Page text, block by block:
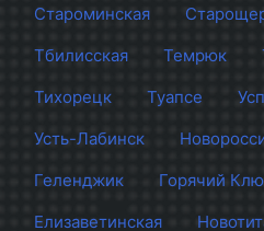
Староминская
Тбилисская
Темрюк
Тихорецк
Туапсе
Усть-Лабинск
Геленджик
Горячий
Елизаветинская